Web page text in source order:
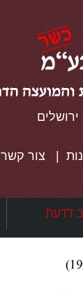
צור קשר
לדעת